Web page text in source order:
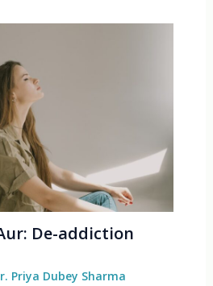
De-addiction
Priya Dubey Sharma